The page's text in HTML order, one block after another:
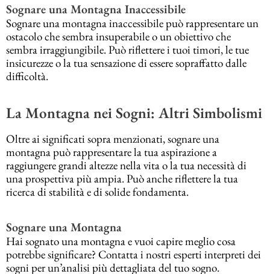
Sognare una Montagna Inaccessibile
Sognare una montagna inaccessibile può rappresentare un
ostacolo che sembra insuperabile o un obiettivo che
sembra irraggiungibile. Può riflettere i tuoi timori, le tue
insicurezze o la tua sensazione di essere sopraffatto dalle
difficoltà.
La Montagna nei Sogni: Altri Simbolismi
Oltre ai significati sopra menzionati, sognare una
montagna può rappresentare la tua aspirazione a
raggiungere grandi altezze nella vita o la tua necessità di
una prospettiva più ampia. Può anche riflettere la tua
ricerca di stabilità e di solide fondamenta.
Sognare una Montagna
Hai sognato una montagna e vuoi capire meglio cosa
potrebbe significare? Contatta i nostri esperti interpreti dei
sogni per un’analisi più dettagliata del tuo sogno.